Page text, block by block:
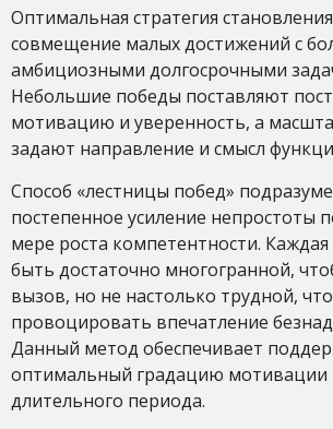
Оптимальная стратегия
совмещение малых достижений с
амбициозными долгосрочными
Небольшие победы поставляют
мотивацию и уверенность, а
задают направление и смысл
Способ «лестницы побед»
постепенное усиление непростоты
мере роста компетентности.
быть достаточно многогранной,
вызов, но не настолько трудной,
провоцировать впечатление
Данный метод обеспечивает
оптимальный градацию мотивации
длительного периода.